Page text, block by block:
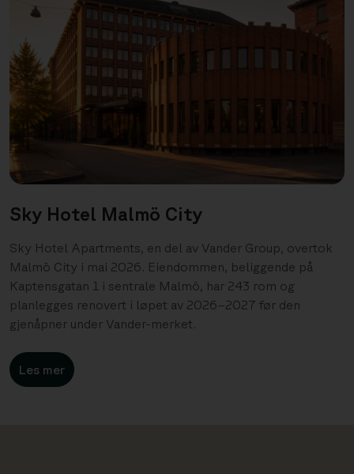
Sky Hotel Malmö City
Sky Hotel Apartments, en del av Vander Group, overtok
Malmö City i mai 2026. Eiendommen, beliggende på
Kaptensgatan 1 i sentrale Malmö, har 243 rom og
planlegges renovert i løpet av 2026–2027 før den
gjenåpner under Vander-merket.
Les mer